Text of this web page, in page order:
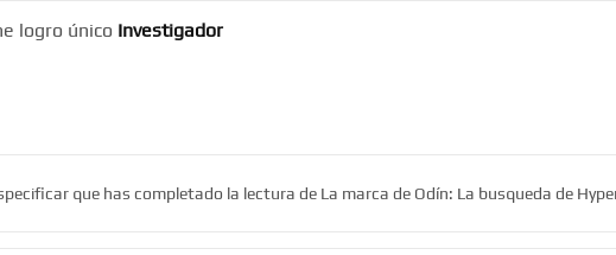
logro único Investigador
que has completado la lectura de La marca de Odín: La busqueda de